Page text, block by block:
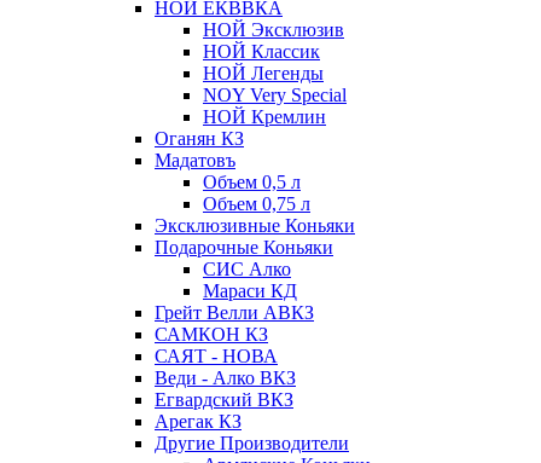
НОЙ ЕКВВКА
НОЙ Эксклюзив
НОЙ Классик
НОЙ Легенды
NOY Very Speсial
НОЙ Кремлин
Оганян КЗ
Мадатовъ
Объем 0,5 л
Объем 0,75 л
Эксклюзивные Коньяки
Подарочные Коньяки
СИС Алко
Мараси КД
Грейт Велли АВКЗ
САМКОН КЗ
САЯТ - НОВА
Веди - Алко ВКЗ
Егвардский ВКЗ
Арегак КЗ
Другие Производители